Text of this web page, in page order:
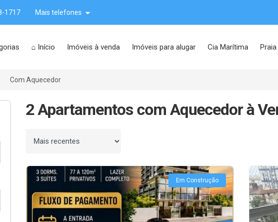
1717 Mais telefones
⌂ Início Imóveis à venda Imóveis para alugar Cia Marítima Praia
Com Aquecedor
2 Apartamentos com Aquecedor à
Ordenar por
Em Construção